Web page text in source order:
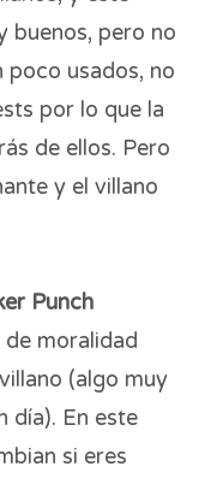
buenos, pero no
poco usados, no
por lo que la
de ellos. Pero
y el villano
Punch
moralidad
(algo muy
día). En este
si eres